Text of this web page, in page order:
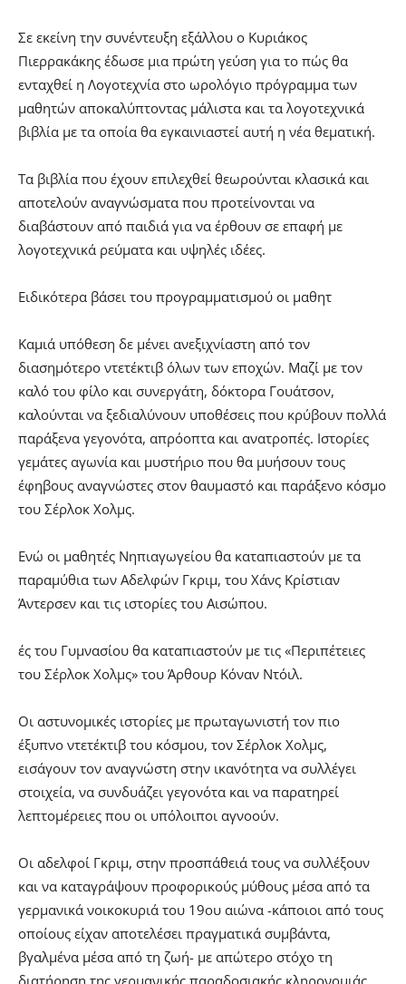
Σε εκείνη την συνέντευξη εξάλλου ο Κυριάκος
Πιερρακάκης έδωσε μια πρώτη γεύση για το πώς θα
ενταχθεί η Λογοτεχνία στο ωρολόγιο πρόγραμμα των
μαθητών αποκαλύπτοντας μάλιστα και τα λογοτεχνικά
βιβλία με τα οποία θα εγκαινιαστεί αυτή η νέα θεματική.
Τα βιβλία που έχουν επιλεχθεί θεωρούνται κλασικά και
αποτελούν αναγνώσματα που προτείνονται να
διαβάστουν από παιδιά για να έρθουν σε επαφή με
λογοτεχνικά ρεύματα και υψηλές ιδέες.
Ειδικότερα βάσει του προγραμματισμού οι μαθητ
Kαμιά υπόθεση δε μένει ανεξιχνίαστη από τον
διασημότερο ντετέκτιβ όλων των εποχών. Μαζί με τον
καλό του φίλο και συνεργάτη, δόκτορα Γουάτσον,
καλούνται να ξεδιαλύνουν υποθέσεις που κρύβουν πολλά
παράξενα γεγονότα, απρόοπτα και ανατροπές. Ιστορίες
γεμάτες αγωνία και μυστήριο που θα μυήσουν τους
έφηβους αναγνώστες στον θαυμαστό και παράξενο κόσμο
του Σέρλοκ Χολμς.
Ενώ οι μαθητές Νηπιαγωγείου θα καταπιαστούν με τα
παραμύθια των Αδελφών Γκριμ, του Χάνς Κρίστιαν
Άντερσεν και τις ιστορίες του Αισώπου.
ές του Γυμνασίου θα καταπιαστούν με τις «Περιπέτειες
του Σέρλοκ Χολμς» του Άρθουρ Κόναν Ντόιλ.
Οι αστυνομικές ιστορίες με πρωταγωνιστή τον πιο
έξυπνο ντετέκτιβ του κόσμου, τον Σέρλοκ Χολμς,
εισάγουν τον αναγνώστη στην ικανότητα να συλλέγει
στοιχεία, να συνδυάζει γεγονότα και να παρατηρεί
λεπτομέρειες που οι υπόλοιποι αγνοούν.
Οι αδελφοί Γκριμ, στην προσπάθειά τους να συλλέξουν
και να καταγράψουν προφορικούς μύθους μέσα από τα
γερμανικά νοικοκυριά του 19ου αιώνα -κάποιοι από τους
οποίους είχαν αποτελέσει πραγματικά συμβάντα,
βγαλμένα μέσα από τη ζωή- με απώτερο στόχο τη
διατήρηση της γερμανικής παραδοσιακής κληρονομιάς,